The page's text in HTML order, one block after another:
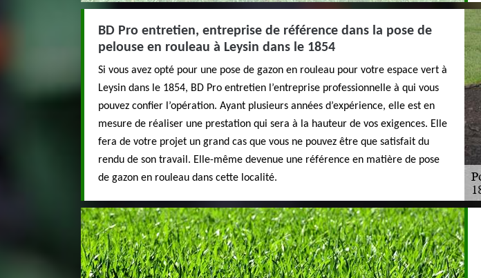
BD Pro entretien, entreprise de référence dans la pose de
pelouse en rouleau à Leysin dans le 1854
Si vous avez opté pour une pose de gazon en rouleau pour votre espace vert à
Leysin dans le 1854, BD Pro entretien l’entreprise professionnelle à qui vous
pouvez confier l’opération. Ayant plusieurs années d’expérience, elle est en
mesure de réaliser une prestation qui sera à la hauteur de vos exigences. Elle
fera de votre projet un grand cas que vous ne pouvez être que satisfait du
rendu de son travail. Elle-même devenue une référence en matière de pose
de gazon en rouleau dans cette localité.